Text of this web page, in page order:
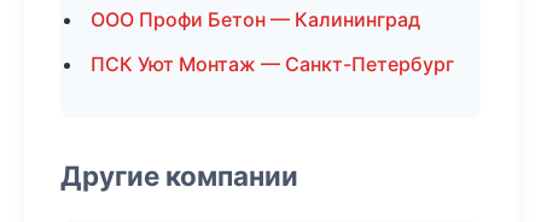
ООО Профи Бетон — Калининград
ПСК Уют Монтаж — Санкт-Петербург
Другие компании